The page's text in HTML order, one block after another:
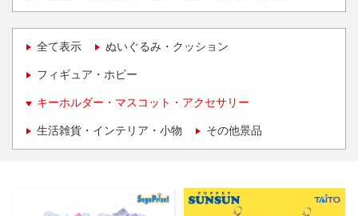
全て表示 ぬいぐるみ・クッション
フィギュア・ホビー
キーホルダー・マスコット・アクセサリー
生活雑貨・インテリア・小物 その他景品